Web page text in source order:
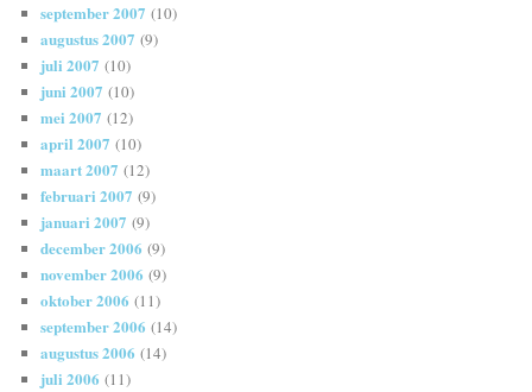
september 2007 (10)
augustus 2007 (9)
juli 2007 (10)
juni 2007 (10)
mei 2007 (12)
april 2007 (10)
maart 2007 (12)
februari 2007 (9)
januari 2007 (9)
december 2006 (9)
november 2006 (9)
oktober 2006 (11)
september 2006 (14)
augustus 2006 (14)
juli 2006 (11)